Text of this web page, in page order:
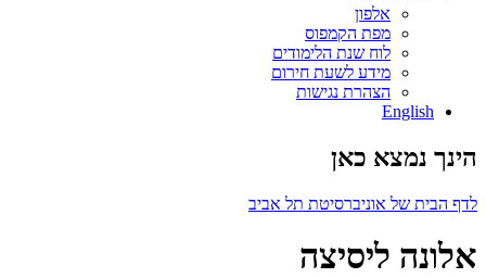
אלפון
מפת הקמפוס
לוח שנת הלימודים
מידע לשעת חירום
הצהרת נגישות
English
הינך נמצא כאן
לדף הבית של אוניברסיטת תל אביב
אלונה ליסיצה